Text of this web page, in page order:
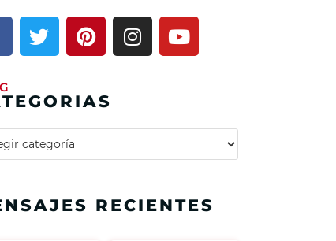
RECIENTES